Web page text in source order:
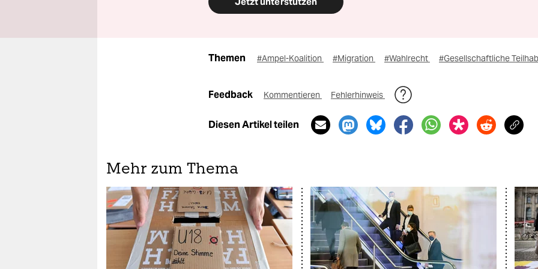
Themen #Ampel-Koalition #Migration #Wahlrecht #Gesellschaftliche
Feedback Kommentieren Fehlerhinweis
Diesen Artikel teilen
Mehr zum Thema